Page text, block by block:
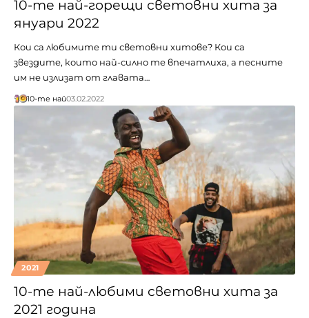
10-те най-горещи световни хита за
януари 2022
Кои са любимите ти световни хитове? Кои са
звездите, които най-силно те впечатлиха, а песните
им не излизат от главата…
10-те най03.02.2022
2021
10-те най-любими световни хита за
2021 година